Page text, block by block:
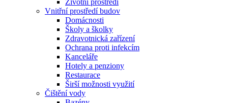
Životní prostředí
Vnitřní prostředí budov
Domácnosti
Školy a školky
Zdravotnická zařízení
Ochrana proti infekcím
Kanceláře
Hotely a penziony
Restaurace
Širší možnosti využití
Čištění vody